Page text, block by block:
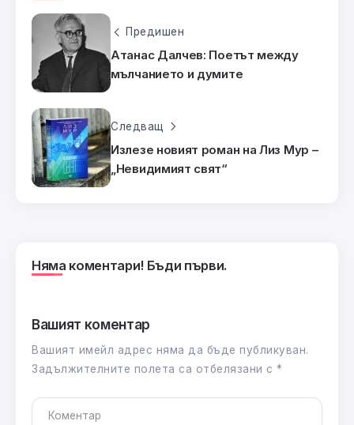
Предишен
Атанас Далчев: Поетът между
мълчанието и думите
Следващ
Излезе новият роман на Лиз Мур –
„Невидимият свят“
Няма коментари! Бъди първи.
Вашият коментар
Вашият имейл адрес няма да бъде публикуван.
Задължителните полета са отбелязани с *